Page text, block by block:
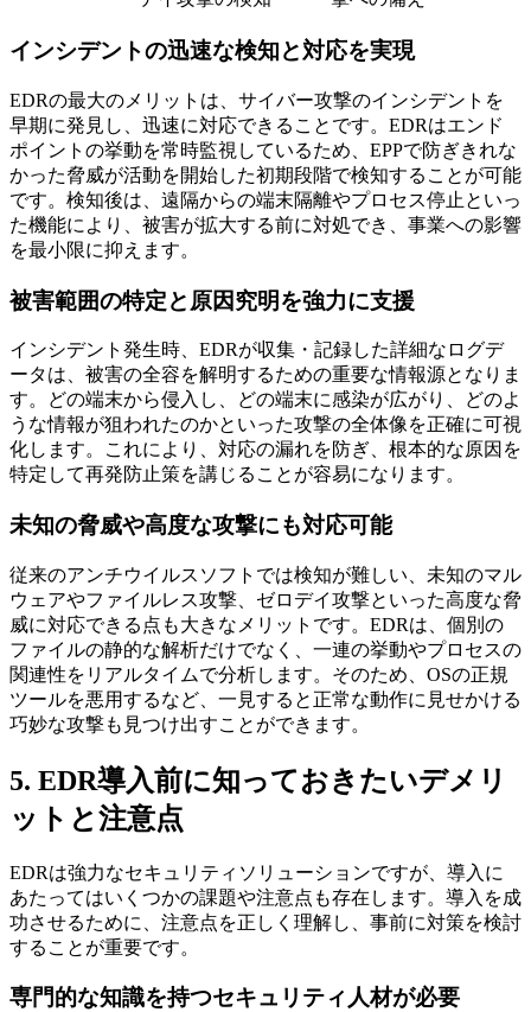
インシデントの迅速な検知と対応を実現
EDRの最大のメリットは、サイバー攻撃のインシデントを
早期に発見し、迅速に対応できることです。EDRはエンド
ポイントの挙動を常時監視しているため、EPPで防ぎきれな
かった脅威が活動を開始した初期段階で検知することが可能
です。検知後は、遠隔からの端末隔離やプロセス停止といっ
た機能により、被害が拡大する前に対処でき、事業への影響
を最小限に抑えます。
被害範囲の特定と原因究明を強力に支援
インシデント発生時、EDRが収集・記録した詳細なログデ
ータは、被害の全容を解明するための重要な情報源となりま
す。どの端末から侵入し、どの端末に感染が広がり、どのよ
うな情報が狙われたのかといった攻撃の全体像を正確に可視
化します。これにより、対応の漏れを防ぎ、根本的な原因を
特定して再発防止策を講じることが容易になります。
未知の脅威や高度な攻撃にも対応可能
従来のアンチウイルスソフトでは検知が難しい、未知のマル
ウェアやファイルレス攻撃、ゼロデイ攻撃といった高度な脅
威に対応できる点も大きなメリットです。EDRは、個別の
ファイルの静的な解析だけでなく、一連の挙動やプロセスの
関連性をリアルタイムで分析します。そのため、OSの正規
ツールを悪用するなど、一見すると正常な動作に見せかける
巧妙な攻撃も見つけ出すことができます。
5. EDR導入前に知っておきたいデメリ
ットと注意点
EDRは強力なセキュリティソリューションですが、導入に
あたってはいくつかの課題や注意点も存在します。導入を成
功させるために、注意点を正しく理解し、事前に対策を検討
することが重要です。
専門的な知識を持つセキュリティ人材が必要